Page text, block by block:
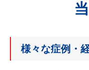
様々な症例・